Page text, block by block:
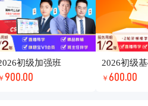
初级加强班
￥ 900.00
2026初级
￥ 600.00